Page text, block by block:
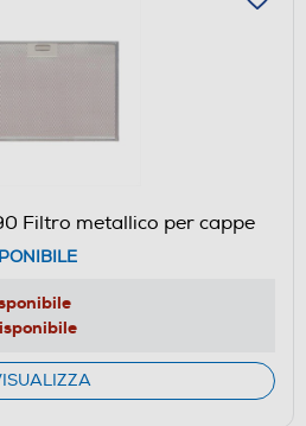
Filtro metallico per cappe